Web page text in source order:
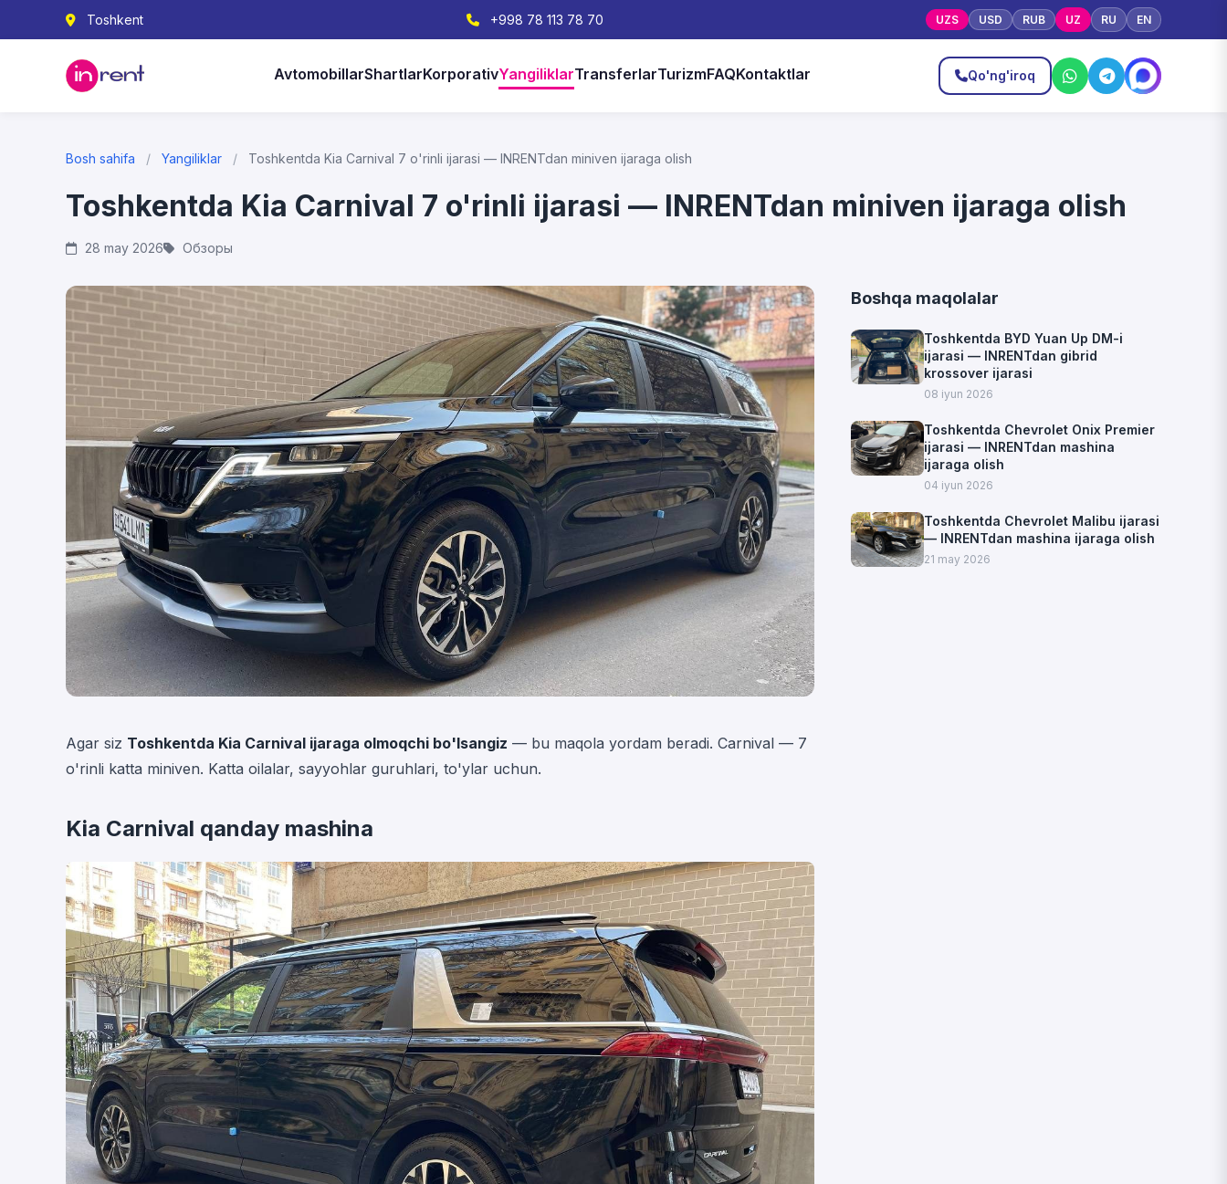
Toshkent +998 78 113 78 70 UZS USD RUB UZ RU EN
AvtomobillarShartlarKorporativYangiliklarTransferlarTurizmFAQKontaktlar Qo'ng'iroq
Bosh sahifa / Yangiliklar / Toshkentda Kia Carnival 7 o'rinli ijarasi — INRENTdan miniven ijaraga olish
Toshkentda Kia Carnival 7 o'rinli ijarasi — INRENTdan miniven ijaraga olish
28 may 2026 Обзоры
Agar siz Toshkentda Kia Carnival ijaraga olmoqchi bo'lsangiz — bu maqola yordam beradi. Carnival — 7
o'rinli katta miniven. Katta oilalar, sayyohlar guruhlari, to'ylar uchun.
Kia Carnival qanday mashina
Boshqa maqolalar
Toshkentda BYD Yuan Up DM-i
ijarasi — INRENTdan gibrid
krossover ijarasi
08 iyun 2026
Toshkentda Chevrolet Onix Premier
ijarasi — INRENTdan mashina
ijaraga olish
04 iyun 2026
Toshkentda Chevrolet Malibu ijarasi
— INRENTdan mashina ijaraga olish
21 may 2026